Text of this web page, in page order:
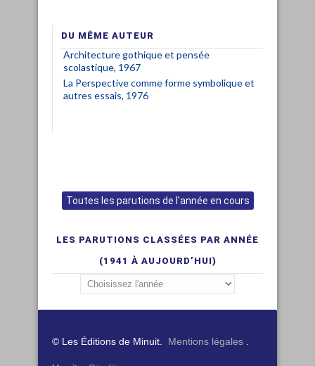
DU MÊME AUTEUR
Architecture gothique et pensée
scolastique, 1967
La Perspective comme forme symbolique et
autres essais, 1976
Toutes les parutions de l'année en cours
LES PARUTIONS CLASSÉES PAR ANNÉE
(1941 À AUJOURD’HUI)
© Les Éditions de Minuit. Mentions légales